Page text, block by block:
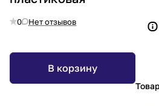
0 Нет отзывов
В корзину